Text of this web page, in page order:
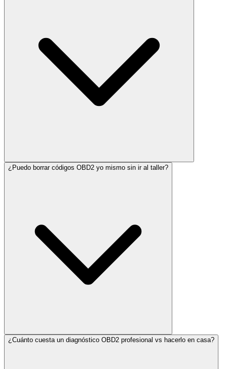
¿Puedo borrar códigos OBD2 yo mismo sin ir al taller?
¿Cuánto cuesta un diagnóstico OBD2 profesional vs hacerlo en casa?